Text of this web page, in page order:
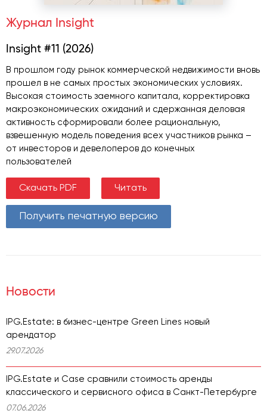
Журнал Insight
Insight #11 (2026)
В прошлом году рынок коммерческой недвижимости вновь
прошел в не самых простых экономических условиях.
Высокая стоимость заемного капитала, корректировка
макроэкономических ожиданий и сдержанная деловая
активность сформировали более рациональную,
взвешенную модель поведения всех участников рынка –
от инвесторов и девелоперов до конечных
пользователей
Скачать PDF Читать
Получить печатную версию
Новости
IPG.Estate: в бизнес-центре Green Lines новый
арендатор
29.07.2026
IPG.Estate и Case сравнили стоимость аренды
классического и сервисного офиса в Санкт-Петербурге
07.06.2026